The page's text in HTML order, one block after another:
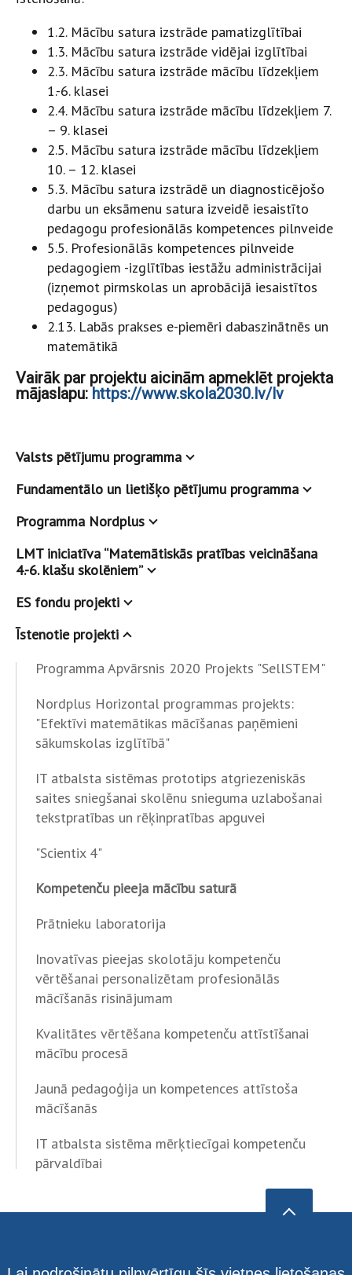
1.2. Mācību satura izstrāde pamatizglītībai
1.3. Mācību satura izstrāde vidējai izglītībai
2.3. Mācību satura izstrāde mācību līdzekļiem
1.-6. klasei
2.4. Mācību satura izstrāde mācību līdzekļiem 7.
– 9. klasei
2.5. Mācību satura izstrāde mācību līdzekļiem
10. – 12. klasei
5.3. Mācību satura izstrādē un diagnosticējošo
darbu un eksāmenu satura izveidē iesaistīto
pedagogu profesionālās kompetences pilnveide
5.5. Profesionālās kompetences pilnveide
pedagogiem -izglītības iestāžu administrācijai
(izņemot pirmskolas un aprobācijā iesaistītos
pedagogus)
2.13. Labās prakses e-piemēri dabaszinātnēs un
matemātikā
Vairāk par projektu aicinām apmeklēt projekta
mājaslapu: https://www.skola2030.lv/lv
Valsts pētījumu programma
Fundamentālo un lietišķo pētījumu programma
Programma Nordplus
LMT iniciatīva “Matemātiskās pratības veicināšana
4.-6. klašu skolēniem”
ES fondu projekti
Īstenotie projekti
Programma Apvārsnis 2020 Projekts "SellSTEM"
Nordplus Horizontal programmas projekts:
"Efektīvi matemātikas mācīšanas paņēmieni
sākumskolas izglītībā"
IT atbalsta sistēmas prototips atgriezeniskās
saites sniegšanai skolēnu snieguma uzlabošanai
tekstpratības un rēķinpratības apguvei
"Scientix 4"
Kompetenču pieeja mācību saturā
Prātnieku laboratorija
Inovatīvas pieejas skolotāju kompetenču
vērtēšanai personalizētam profesionālās
mācīšanās risinājumam
Kvalitātes vērtēšana kompetenču attīstīšanai
mācību procesā
Jaunā pedagoģija un kompetences attīstoša
mācīšanās
IT atbalsta sistēma mērķtiecīgai kompetenču
pārvaldībai